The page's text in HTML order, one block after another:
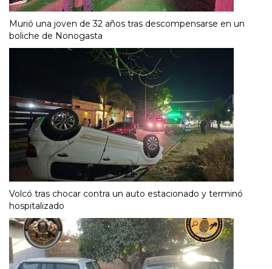
Murió una joven de 32 años tras descompensarse en un
boliche de Nonogasta
Volcó tras chocar contra un auto estacionado y terminó
hospitalizado